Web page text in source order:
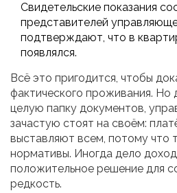
Свидетельские показания
представителей
подтверждают, что в
появлялся.
Всё это пригодится, чтобы
фактического проживания. Но
целую папку документов,
зачастую стоят на своём:
выставляют всем, потому что
нормативы. Иногда дело
положительное решение для
редкость.